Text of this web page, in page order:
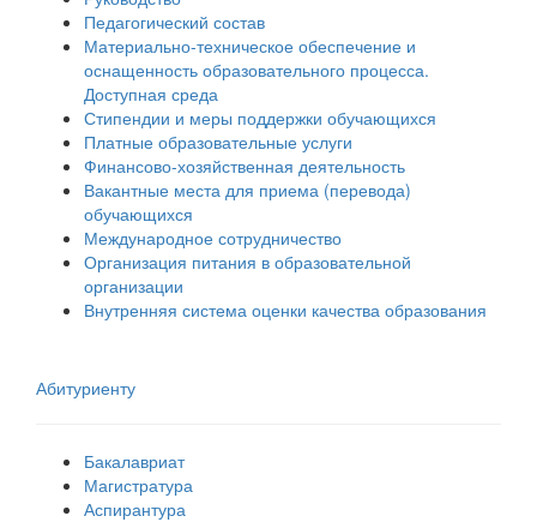
Педагогический состав
Материально-техническое обеспечение и
оснащенность образовательного процесса.
Доступная среда
Стипендии и меры поддержки обучающихся
Платные образовательные услуги
Финансово-хозяйственная деятельность
Вакантные места для приема (перевода)
обучающихся
Международное сотрудничество
Организация питания в образовательной
организации
Внутренняя система оценки качества образования
Абитуриенту
Бакалавриат
Магистратура
Аспирантура